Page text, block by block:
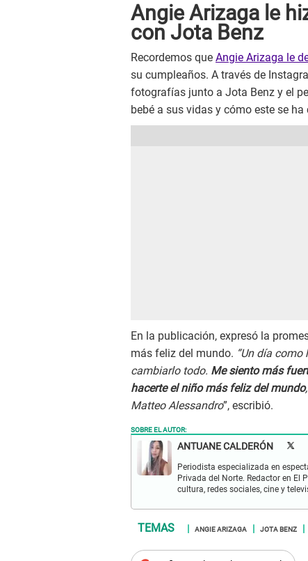
Angie Arizaga le
con Jota Benz
Recordemos que Angie Arizaga le
su cumpleaños. A través de
fotografías junto a Jota Benz y el
bebé a sus vidas y cómo este se
En la publicación, expresó la
más feliz del mundo. “Un día
cambiarlo todo. Me siento más
hacerte el niño más feliz del mundo
Matteo Alessandro”, escribió.
SOBRE EL AUTOR:
ANTUANE CALDERÓN
Periodista especializada en
Privada del Norte. Redactor en El
cultura, redes sociales, cine y
ANGIE ARIZAGA JOTA BENZ